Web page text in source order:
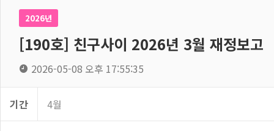
2026년
[190호] 친구사이 2026년 3월 재정보고
2026-05-08 오후 17:55:35
기간 4월